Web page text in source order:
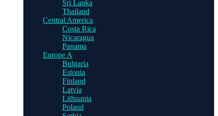
Sri Lanka
Thailand
Central America
Costa Rica
Nicaragua
Panama
Europe A
Bulgaria
Estonia
Finland
Latvia
Lithuania
Poland